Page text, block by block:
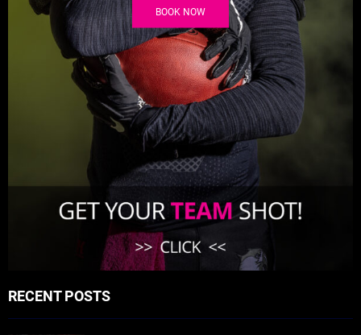
BOOK NOW
RECENT POSTS